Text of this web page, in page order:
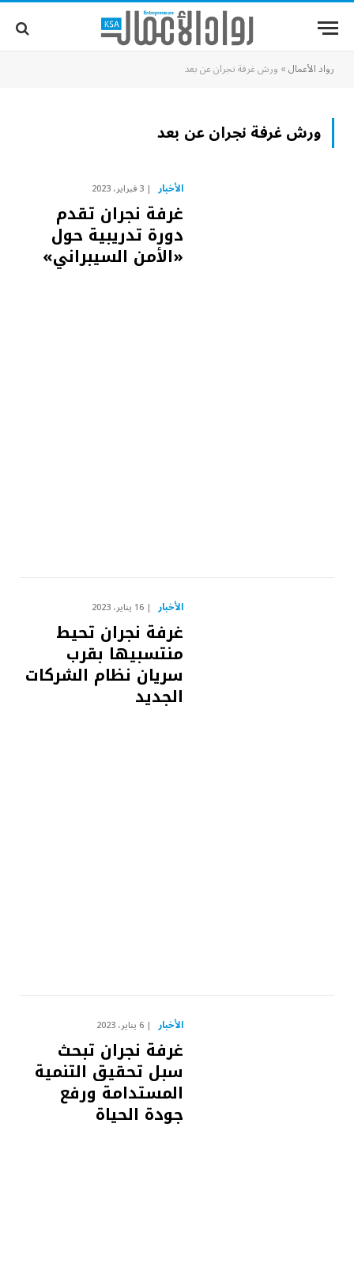
رواد الأعمال» ورش غرفة نجران عن بعد
ورش غرفة نجران عن بعد
الأخبار 3 فبراير، 2023
غرفة نجران تقدم
دورة تدريبية حول
«الأمن السيبراني»
الأخبار 16 يناير، 2023
غرفة نجران تحيط
منتسبيها بقرب
سريان نظام الشركات
الجديد
الأخبار 6 يناير، 2023
غرفة نجران تبحث
سبل تحقيق التنمية
المستدامة ورفع
جودة الحياة